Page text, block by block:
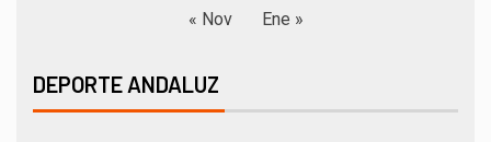
« Nov Ene »
DEPORTE ANDALUZ